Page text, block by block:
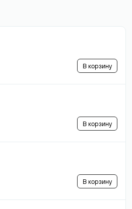
В корзину
В корзину
В корзину